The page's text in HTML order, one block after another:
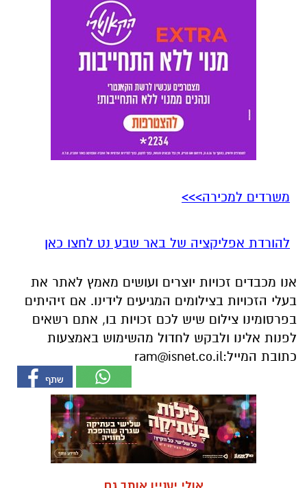
משרדים למכירה>>>
להורדת אפליקציה של באר שבע נט לחצו כאן
אנו מכבדים זכויות יוצרים ועושים מאמץ לאתר את
בעלי הזכויות בצילומים המגיעים לידינו. אם זיהיתים
בפרסומינו צילום שיש לכם זכויות בו, אתם רשאים
לפנות אלינו ולבקש לחדול מהשימוש באמצעות
כתובת המייל:ram@isnet.co.il